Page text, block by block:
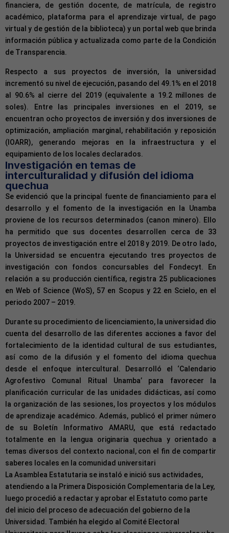
financiera, de gestión docente, de matrícula, de registro
académico, plataforma para el aprendizaje virtual, de pago
virtual y de gestión de la biblioteca) y un portal web que brinda
información pública y actualizada como parte de la Condición
de Transparencia.
Respecto a sus proyectos de inversión, la universidad
incrementó su nivel de ejecución, pasando del 49.1% en el 2018
al 90.6% al cierre del 2019 (equivalente a 19.2 millones de
soles). Entre las principales inversiones en el 2019, se
encuentran ocho proyectos de inversión y dos inversiones de
optimización, ampliación marginal, rehabilitación y reposición
(IOARR), generando mejoras en la infraestructura y el
equipamiento de los locales declarados.
Investigación en temas de
interculturalidad y difusión del idioma
quechua
Se evidenció que la principal fuente de financiamiento para el
desarrollo y el fomento de la investigación en la Unamba
proviene de los recursos determinados (canon minero). Ello
ha permitido que sus docentes desarrollen cerca de 33
proyectos de investigación entre el 2018 y 2019. De otro lado,
la Universidad se encuentra ejecutando tres proyectos de
investigación con fondos concursables del Fondecyt. En
relación a su producción científica, registra 25 publicaciones
en Web of Science (WoS), 57 en Scopus y 22 en Scielo, en el
periodo 2007 – 2019.
Durante su procedimiento de licenciamiento, la universidad dio
cuenta del desarrollo de las diferentes acciones a favor del
fortalecimiento de la identidad cultural de sus estudiantes,
así como de la difusión y el fomento del idioma quechua
desde el enfoque intercultural. Desarrolló el ‘Calendario
Agrofestivo Comunal Ritual Unamba’ para favorecer la
planificación curricular de las unidades didácticas, así como
la organización de las sesiones, los proyectos y los módulos
de aprendizaje académico. Además, publicó el primer número
de su Boletín Informativo AMARU, que está redactado
totalmente en la lengua originaria quechua y orientado a
temas diversos del contexto nacional, con el fin de compartir
saberes locales en la comunidad universitari
La Asamblea Estatutaria se instaló e inició sus actividades,
atendiendo a la Primera Disposición Complementaria de la Ley,
luego procedió a redactar y aprobar eI Estatuto como parte
del inicio del proceso de adecuación del gobierno de la
Universidad. También ha elegido al Comité Electoral